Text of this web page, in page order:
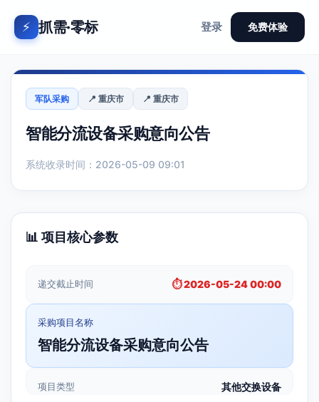
⚡ 抓需·零标 登录 免费体验
军队采购 📍 重庆市 📍 重庆市
智能分流设备采购意向公告
系统收录时间：2026-05-09 09:01
📊 项目核心参数
递交截止时间 ⏱️ 2026-05-24 00:00
采购项目名称
智能分流设备采购意向公告
项目类型 其他交换设备